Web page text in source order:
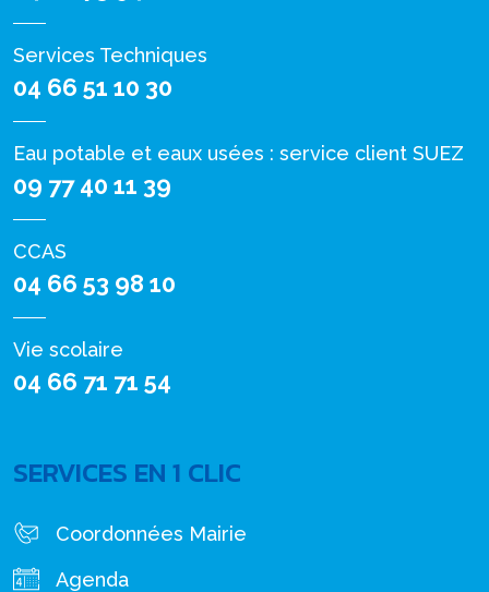
Services Techniques
04 66 51 10 30
Eau potable et eaux usées : service client SUEZ
09 77 40 11 39
CCAS
04 66 53 98 10
Vie scolaire
04 66 71 71 54
SERVICES EN 1 CLIC
Coordonnées Mairie
Agenda